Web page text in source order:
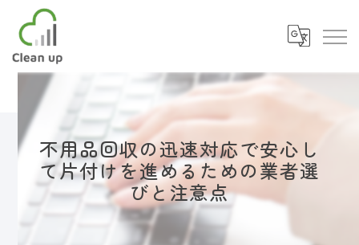
不用品回収の迅速対応で安心し
て片付けを進めるための業者選
びと注意点